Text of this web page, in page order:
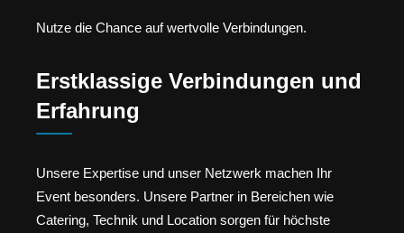
Nutze die Chance auf wertvolle Verbindungen.
Erstklassige Verbindungen und
Erfahrung
Unsere Expertise und unser Netzwerk machen Ihr
Event besonders. Unsere Partner in Bereichen wie
Catering, Technik und Location sorgen für höchste